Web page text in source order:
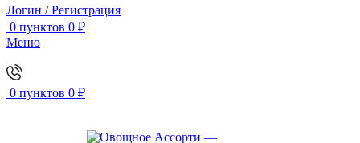
Логин / Регистрация
0 пунктов 0 ₽
Меню
0 пунктов 0 ₽